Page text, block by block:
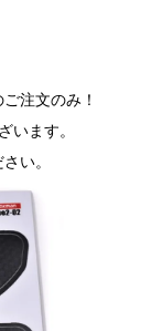
注文のみ！
います。
い。